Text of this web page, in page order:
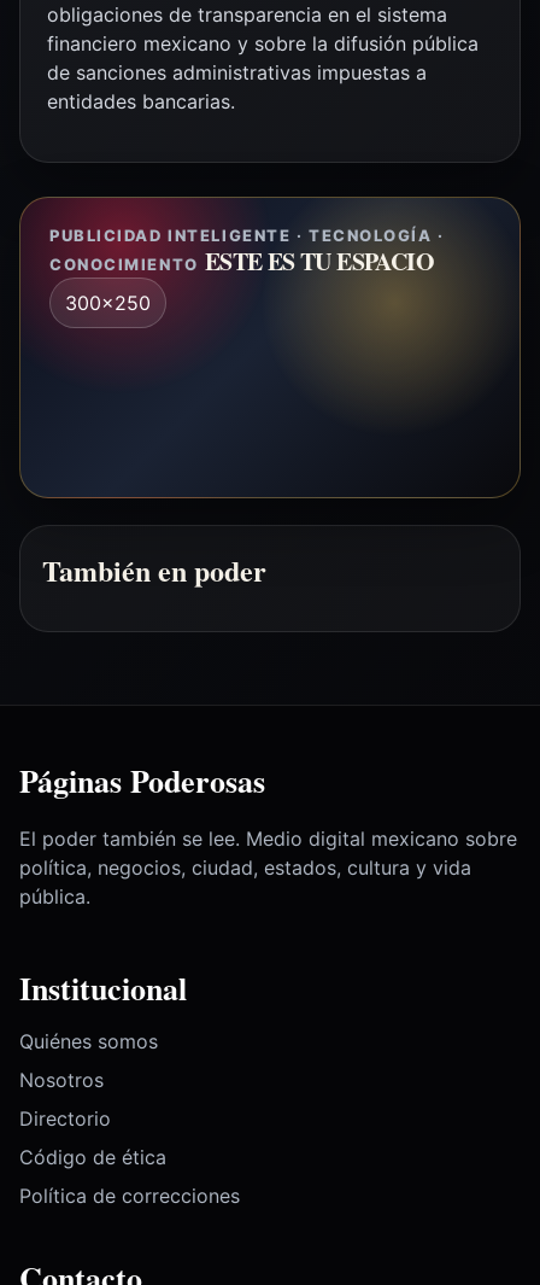
obligaciones de transparencia en el sistema
financiero mexicano y sobre la difusión pública
de sanciones administrativas impuestas a
entidades bancarias.
PUBLICIDAD INTELIGENTE · TECNOLOGÍA ·
CONOCIMIENTO ESTE ES TU ESPACIO
300x250
También en poder
Páginas Poderosas
El poder también se lee. Medio digital mexicano sobre
política, negocios, ciudad, estados, cultura y vida
pública.
Institucional
Quiénes somos
Nosotros
Directorio
Código de ética
Política de correcciones